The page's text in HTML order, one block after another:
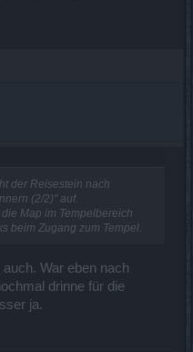
der Reisestein nach
(2/2)" auf.
Map im Tempelbereich
beim Zugang zum Tempel.
War eben nach
drinne für die
ja.